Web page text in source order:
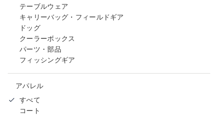
テーブルウェア
キャリーバッグ・フィールドギア
ドッグ
クーラーボックス
パーツ・部品
フィッシングギア
アパレル
すべて
コート